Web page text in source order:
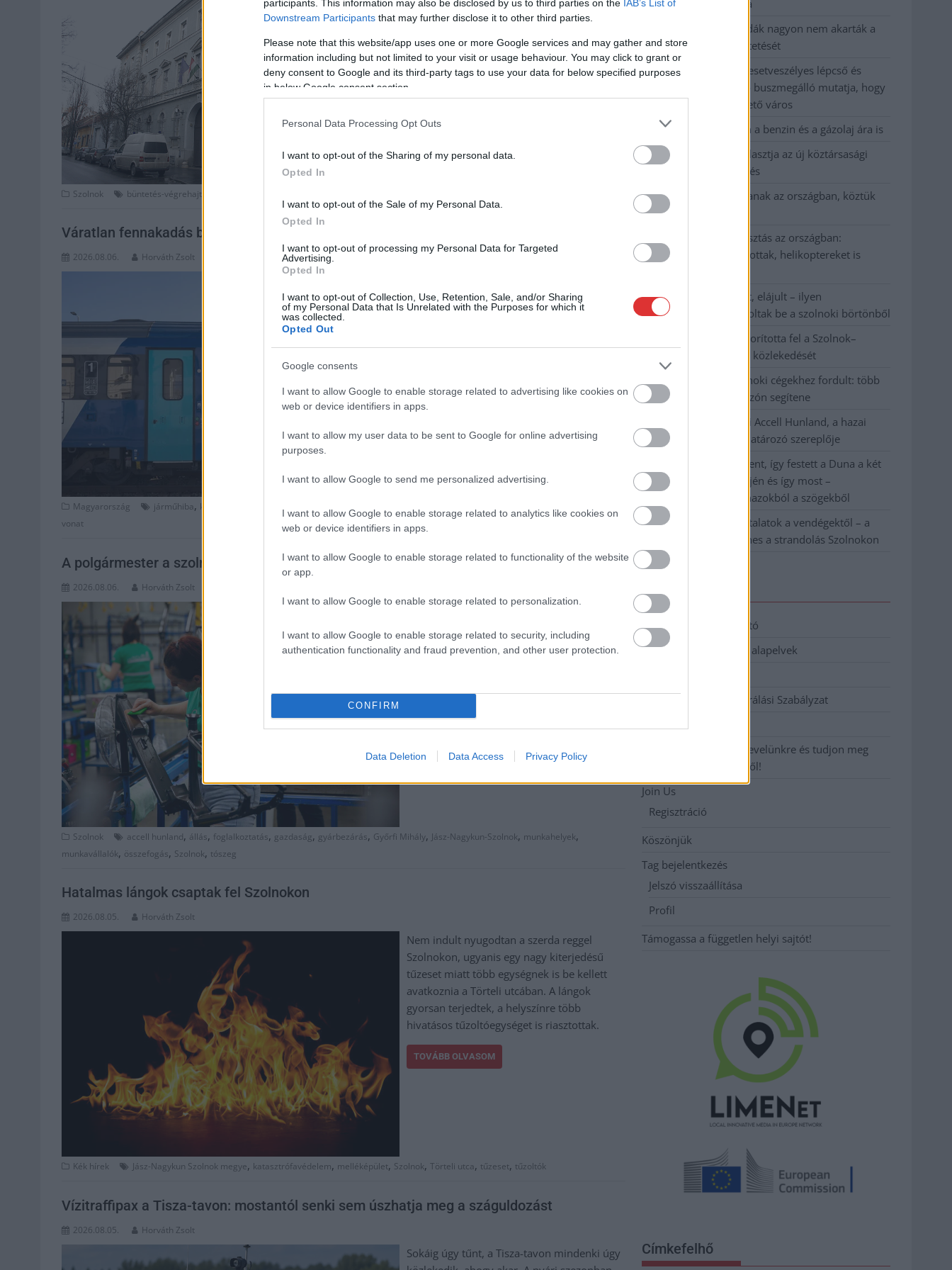
participants. This information may also be disclosed by us to third parties on the IAB’s List of
Downstream Participants that may further disclose it to other third parties.
Please note that this website/app uses one or more Google services and may gather and store
information including but not limited to your visit or usage behaviour. You may click to grant or
deny consent to Google and its third-party tags to use your data for below specified purposes
in below Google consent section.
Personal Data Processing Opt Outs
I want to opt-out of the Sharing of my personal data.
Opted In
I want to opt-out of the Sale of my Personal Data.
Opted In
I want to opt-out of processing my Personal Data for Targeted
Advertising.
Opted In
I want to opt-out of Collection, Use, Retention, Sale, and/or Sharing
of my Personal Data that Is Unrelated with the Purposes for which it
was collected.
Opted Out
Google consents
I want to allow Google to enable storage related to advertising like cookies on
web or device identifiers in apps.
I want to allow my user data to be sent to Google for online advertising
purposes.
I want to allow Google to send me personalized advertising.
I want to allow Google to enable storage related to analytics like cookies on
web or device identifiers in apps.
I want to allow Google to enable storage related to functionality of the website
or app.
I want to allow Google to enable storage related to personalization.
I want to allow Google to enable storage related to security, including
authentication functionality and fraud prevention, and other user protection.
CONFIRM
Data Deletion Data Access Privacy Policy
intézkedéseket vezettek be a börtönökben. A
rendkívüli hőség idején különösen súlyosan
érintik a fogvatartottakat.
TOVÁBB OLVASOM
Szolnok büntetés-végrehajtás
Váratlan fennakadás borította fel a Szolnok–Kecskemét vasútvonal közlekedését
2026.08.06. Horváth Zsolt
Kecskemét közötti vasútvonalon tervezték az
utazásukat, azoknak érdemes volt indulás
miatt több járat menetrendje is felborult, az
TOVÁBB OLVASOM
Magyarország járműhiba, kecskemét
vonat
A polgármester a szolnoki cégekhez fordult: több száz elbocsátott dolgozón segítene
2026.08.06. Horváth Zsolt
Munkalehetőséget kér a térség
tószegi kerékpárgyár bezárása után
találjon.
TOVÁBB OLVASOM
Szolnok accell hunland, állás, foglalkoztatás, gazdaság, gyárbezárás, Győrfi Mihály, Jász-Nagykun-Szolnok, munkahelyek,
munkavállalók, összefogás, Szolnok, tószeg
Hatalmas lángok csaptak fel Szolnokon
2026.08.05. Horváth Zsolt
Nem indult nyugodtan a szerda reggel
Szolnokon, ugyanis egy nagy kiterjedésű
tűzeset miatt több egységnek is be kellett
avatkoznia a Törteli utcában. A lángok
gyorsan terjedtek, a helyszínre több
hivatásos tűzoltóegységet is riasztottak.
TOVÁBB OLVASOM
Kék hírek Jász-Nagykun Szolnok megye, katasztrófavédelem, melléképület, Szolnok, Törteli utca, tűzeset, tűzoltók
Vízitraffipax a Tisza-tavon: mostantól senki sem úszhatja meg a száguldozást
2026.08.05. Horváth Zsolt
Sokáig úgy tűnt, a Tisza-tavon mindenki úgy
kevesebbet vittek haza
A Szolnok megyei gazdák nagyon nem akarták a
JÉGER további üzemeltetését
Csendélet 5.0: alig balesetveszélyes lépcső és
remek állapotban levő buszmegálló mutatja, hogy
Szolnok mennyire élhető város
Pénteken újra csökken a benzin és a gázolaj ára is
Napokon belül megválasztja az új köztársasági
elnököt az Országgyűlés
Kiterjedt tüzek pusztítanak az országban, köztük
Karcagon
Harmadfokú hőségriasztás az országban:
Szolnokon klímát javítottak, helikoptereket is
A zárkában rosszul lett, elájult – ilyen
körülményekről számoltak be a szolnoki börtönből
Váratlan fennakadás borította fel a Szolnok–
Kecskemét vasútvonal közlekedését
A polgármester a szolnoki cégekhez fordult: több
száz elbocsátott dolgozón segítene
Csődbe ment a tószegi Accell Hunland, a hazai
kerékpárgyártás meghatározó szereplője
Egyszer fent, egyszer lent, így festett a Duna a két
évvel ezelőtti árvíz idején és így most –
fotógyűjtemény ugyanazokból a szögekből
Ilyenek eddig a tapasztalatok a vendégektől – a
hőhullám miatt ingyenes a strandolás Szolnokon
Adatkezelési tájékoztató
Etikai és függetlenségi alapelvek
Hozzászólási és Moderálási Szabályzat
Iratkozzon fel heti hírlevelünkre és tudjon meg
még többet megyénkről!
Join Us
Regisztráció
Köszönjük
Tag bejelentkezés
Jelszó visszaállítása
Profil
Támogassa a független helyi sajtót!
Címkefelhő